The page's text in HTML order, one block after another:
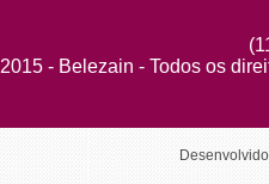
2015 - Belezain - Todos os